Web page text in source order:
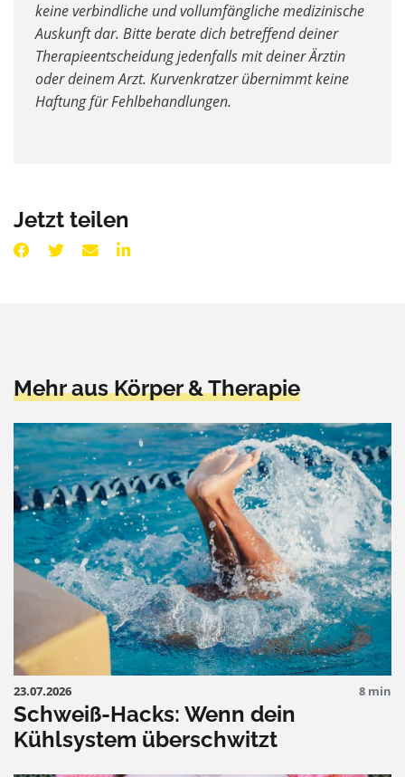
keine verbindliche und vollumfängliche medizinische
Auskunft dar. Bitte berate dich betreffend deiner
Therapieentscheidung jedenfalls mit deiner Ärztin
oder deinem Arzt. Kurvenkratzer übernimmt keine
Haftung für Fehlbehandlungen.
Jetzt teilen
Mehr aus Körper & Therapie
23.07.2026 8 min
Schweiß-Hacks: Wenn dein
Kühlsystem überschwitzt